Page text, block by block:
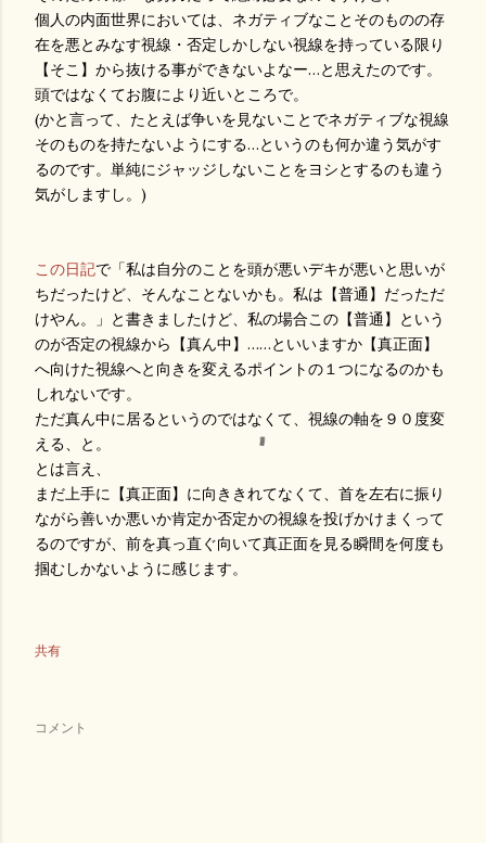
個人の内面世界においては、ネガティブなことそのものの存
在を悪とみなす視線・否定しかしない視線を持っている限り
【そこ】から抜ける事ができないよなー…と思えたのです。
頭ではなくてお腹により近いところで。
(かと言って、たとえば争いを見ないことでネガティブな視線
そのものを持たないようにする…というのも何か違う気がす
るのです。単純にジャッジしないことをヨシとするのも違う
気がしますし。)
この日記で「私は自分のことを頭が悪いデキが悪いと思いが
ちだったけど、そんなことないかも。私は【普通】だっただ
けやん。」と書きましたけど、私の場合この【普通】という
のが否定の視線から【真ん中】……といいますか【真正面】
へ向けた視線へと向きを変えるポイントの１つになるのかも
しれないです。
ただ真ん中に居るというのではなくて、視線の軸を９０度変
える、と。
とは言え、
まだ上手に【真正面】に向ききれてなくて、首を左右に振り
ながら善いか悪いか肯定か否定かの視線を投げかけまくって
るのですが、前を真っ直ぐ向いて真正面を見る瞬間を何度も
掴むしかないように感じます。
共有
コメント